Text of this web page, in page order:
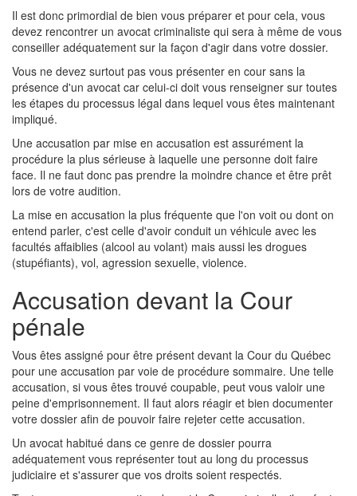
Il est donc primordial de bien vous préparer et pour cela, vous
devez rencontrer un avocat criminaliste qui sera à même de vous
conseiller adéquatement sur la façon d'agir dans votre dossier.
Vous ne devez surtout pas vous présenter en cour sans la
présence d'un avocat car celui-ci doit vous renseigner sur toutes
les étapes du processus légal dans lequel vous êtes maintenant
impliqué.
Une accusation par mise en accusation est assurément la
procédure la plus sérieuse à laquelle une personne doit faire
face. Il ne faut donc pas prendre la moindre chance et être prêt
lors de votre audition.
La mise en accusation la plus fréquente que l'on voit ou dont on
entend parler, c'est celle d'avoir conduit un véhicule avec les
facultés affaiblies (alcool au volant) mais aussi les drogues
(stupéfiants), vol, agression sexuelle, violence.
Accusation devant la Cour
pénale
Vous êtes assigné pour être présent devant la Cour du Québec
pour une accusation par voie de procédure sommaire. Une telle
accusation, si vous êtes trouvé coupable, peut vous valoir une
peine d'emprisonnement. Il faut alors réagir et bien documenter
votre dossier afin de pouvoir faire rejeter cette accusation.
Un avocat habitué dans ce genre de dossier pourra
adéquatement vous représenter tout au long du processus
judiciaire et s'assurer que vos droits soient respectés.